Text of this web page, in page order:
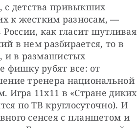
с детства привыкших
к жестким разносам, —
как гласит шутливая
в нем разбирается, то в
и в размашистых
фишку рубят все: от
тренера национальной
Игра 11x11 в «Стране диких
по ТВ круглосуточно). И
сенсея с планшетом и